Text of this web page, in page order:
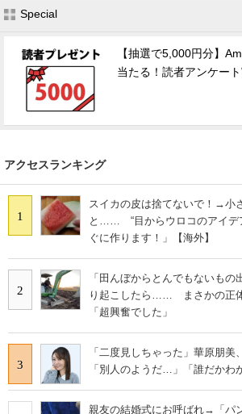
Special
【抽選で5,000円分】
当たる！読者アンケー
アクセスランキング
1
スイカの皮は捨てないで！→小
と…… “目からウロコのアイデ
ぐに作ります！」【海外】
2
「田んぼからとんでもないも
り起こしたら…… まさかの正体
「超興奮でした」
3
「二度見しちゃった」華原朋
「別人のようだ…」「誰だかわ
親友の結婚式にお呼ばれ→「パ